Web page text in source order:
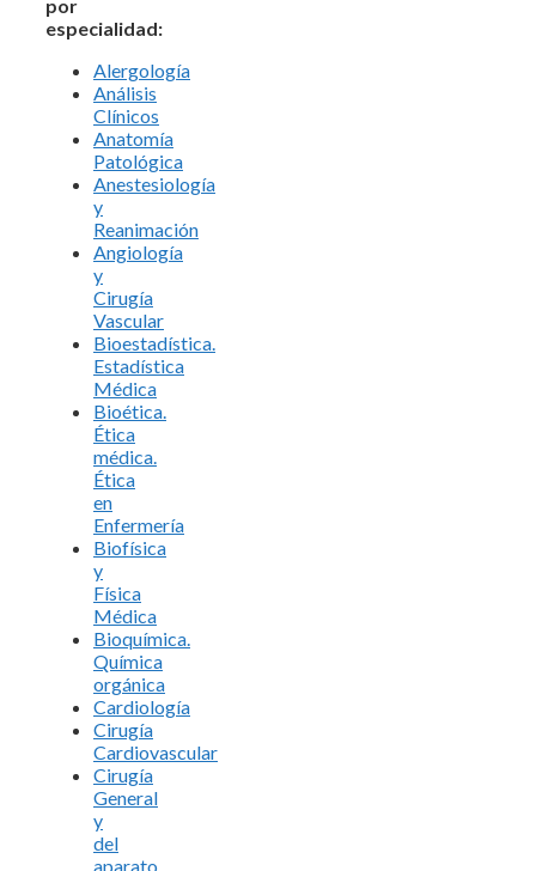
por
especialidad:
Alergología
Análisis
Clínicos
Anatomía
Patológica
Anestesiología
y
Reanimación
Angiología
y
Cirugía
Vascular
Bioestadística.
Estadística
Médica
Bioética.
Ética
médica.
Ética
en
Enfermería
Biofísica
y
Física
Médica
Bioquímica.
Química
orgánica
Cardiología
Cirugía
Cardiovascular
Cirugía
General
y
del
aparato